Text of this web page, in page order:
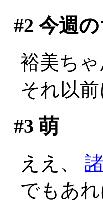
#2 今週
裕美ち
それ以
#3 萌
ええ、
でもあ